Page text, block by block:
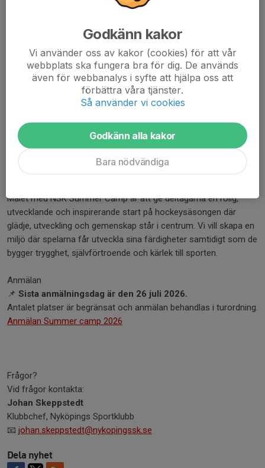
Ledare
Utbildningen bedrivs av välutbildade tränare och assisterande
tränare från Nyköpings Sportklubb och utgår från föreningens
spelarutvecklingsplan.
Campansvariga
Johan Skeppstedt, Klubbchef och istränare
Målet med NSK Summer Camp är att ge deltagarna en rolig,
utvecklande och inspirerande start på hockeysäsongen där
glädje, utveckling och gemenskap står i centrum. Vi vill skapa en
miljö där spelarna får utveckla sina färdigheter samtidigt som de
bygger trygghet, självförtroende och kärlek till sporten.
Anmälan
📌 Sista anmälningsdag är den 26 juli 2026.
Antalet platser är begränsat och anmälan behandlas i turordning.
Anmälan Summer camp 2026
Frågor?
Vid frågor kontakta:
Johan Skeppstedt
Klubbchef, Nyköpings Sportklubb
📧 johan.skeppstedt@nykopingssk.se
Dela nyhet
Godkänn kakor
Vi använder oss av kakor (cookies) för att vår
webbplats ska fungera bra för dig. De används
även för webbanalys i syfte att hjälpa oss att
förbättra våra tjänster.
Så använder vi cookies
Godkänn alla kakor
Bara nödvändiga